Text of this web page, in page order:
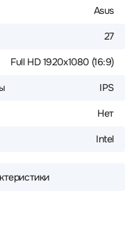
Asus
27
Full HD 1920x1080 (16:9)
IPS
Нет
Intel